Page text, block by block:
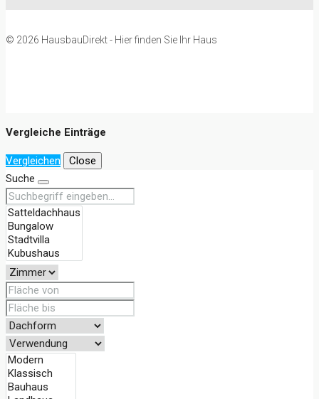
© 2026 HausbauDirekt - Hier finden Sie Ihr Haus
Vergleiche Einträge
Vergleichen
Close
Suche